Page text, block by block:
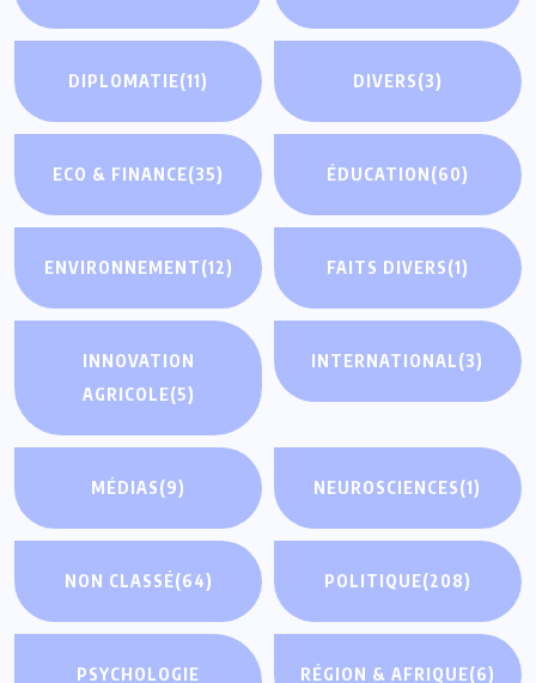
DIPLOMATIE(11) DIVERS(3)
ECO & FINANCE(35) ÉDUCATION(60)
ENVIRONNEMENT(12) FAITS DIVERS(1)
INNOVATION
AGRICOLE(5)
INTERNATIONAL(3)
MÉDIAS(9) NEUROSCIENCES(1)
NON CLASSÉ(64) POLITIQUE(208)
PSYCHOLOGIE RÉGION & AFRIQUE(6)